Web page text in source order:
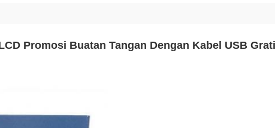
Promosi Buatan Tangan Dengan Kabel USB